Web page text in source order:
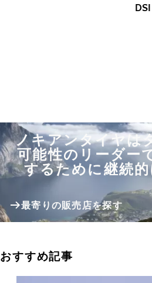
ノキアンタイヤは
可能性のリーダー
するために継続
最寄りの販売店を探す
おすすめ記事